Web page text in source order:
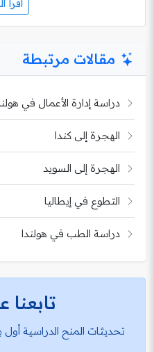
اقرأ
مقالات مرتبطة
دراسة إدارة الأعمال في
الهجرة إلى كندا
الهجرة إلى السويد
التطوع في إيطاليا
دراسة الطب في هولندا
تابعنا
تحديثات المنح الدراسية أول